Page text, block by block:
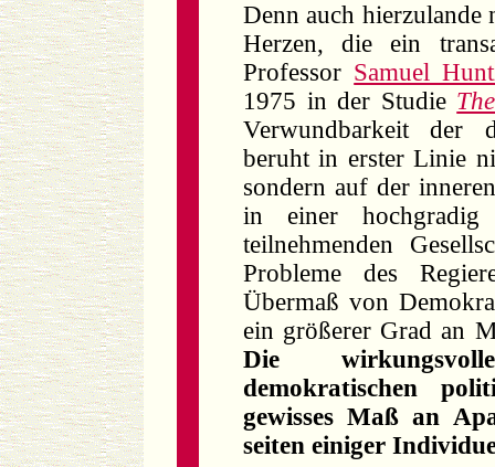
Denn auch hierzulande
Herzen, die ein
Professor Samuel
1975 in der Studie
Verwundbarkeit der
beruht in erster Linie
sondern auf der
in einer hochgradig
teilnehmenden
Probleme des
Übermaß von
ein größerer Grad an
Die
demokratischen
gewisses Maß an
seiten einiger